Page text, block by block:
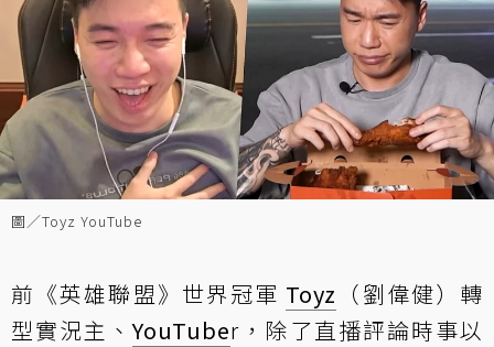
圖／Toyz YouTube
前《英雄聯盟》世界冠軍 Toyz （劉偉健）轉
型實況主、YouTuber，除了直播評論時事以